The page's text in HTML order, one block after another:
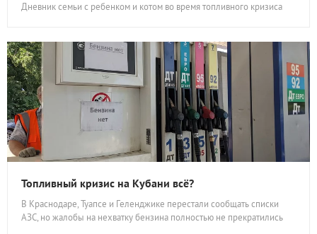
Дневник семьи с ребенком и котом во время топливного кризиса
Топливный кризис на Кубани всё?
В Краснодаре, Туапсе и Геленджике перестали сообщать списки
АЗС, но жалобы на нехватку бензина полностью не прекратились